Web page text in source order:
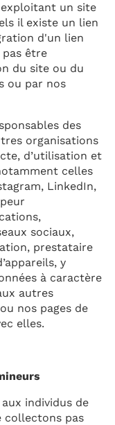
un site
il existe un lien
d'un lien
pas être
du site ou du
ou par nos
des
organisations
d’utilisation et
celles
LinkedIn,
sociaux,
prestataire
y
à caractère
autres
nos pages de
elles.
individus de
collectons pas